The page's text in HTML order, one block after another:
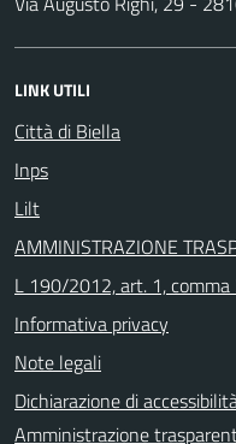
LINK UTILI
Città di Biella
Inps
Lilt
AMMINISTRAZIONE
L 190/2012, art. 1, comma
Informativa privacy
Note legali
Dichiarazione di
Amministrazione